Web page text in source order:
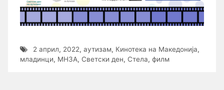
2 април, 2022, аутизам, Кинотека на Македонија,
младинци, МНЗА, Светски ден, Стела, филм